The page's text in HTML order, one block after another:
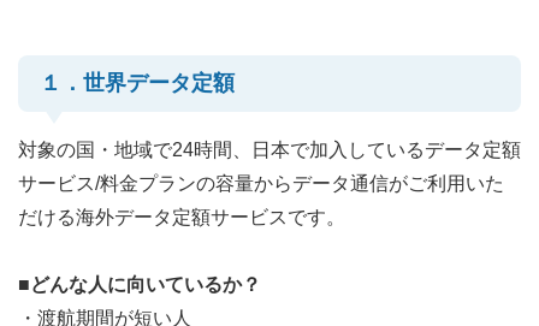
１．世界データ定額
対象の国・地域で24時間、日本で加入しているデータ定額
サービス/料金プランの容量からデータ通信がご利用いた
だける海外データ定額サービスです。
■どんな人に向いているか？
・渡航期間が短い人